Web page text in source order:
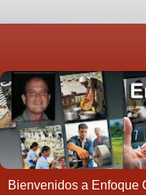
Bienvenidos a Enfoque